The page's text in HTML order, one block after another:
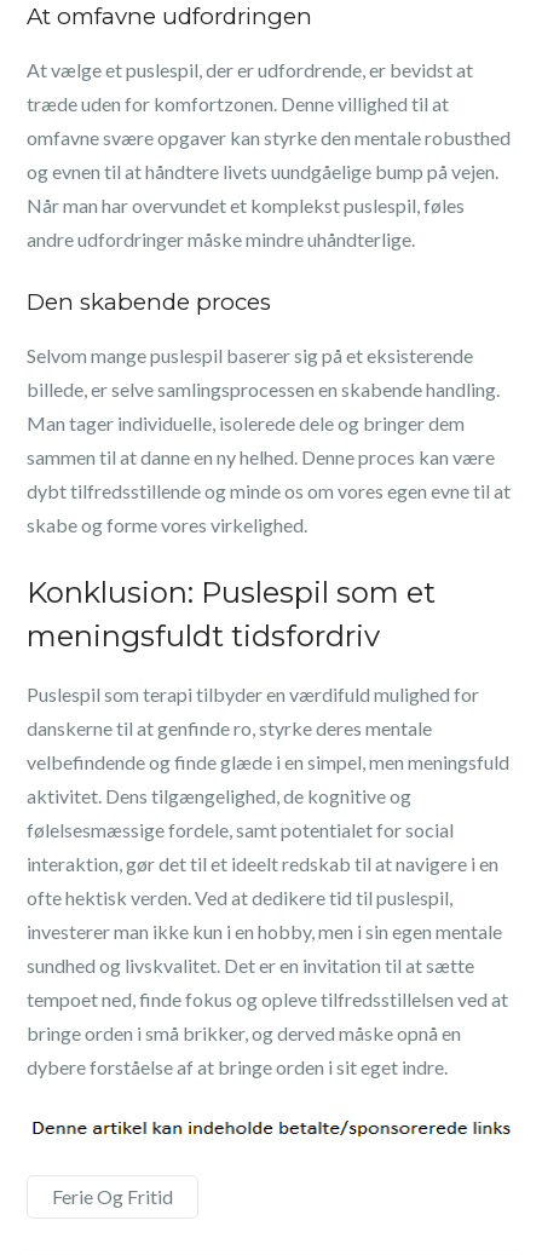
At omfavne udfordringen
At vælge et puslespil, der er udfordrende, er bevidst at
træde uden for komfortzonen. Denne villighed til at
omfavne svære opgaver kan styrke den mentale robusthed
og evnen til at håndtere livets uundgåelige bump på vejen.
Når man har overvundet et komplekst puslespil, føles
andre udfordringer måske mindre uhåndterlige.
Den skabende proces
Selvom mange puslespil baserer sig på et eksisterende
billede, er selve samlingsprocessen en skabende handling.
Man tager individuelle, isolerede dele og bringer dem
sammen til at danne en ny helhed. Denne proces kan være
dybt tilfredsstillende og minde os om vores egen evne til at
skabe og forme vores virkelighed.
Konklusion: Puslespil som et
meningsfuldt tidsfordriv
Puslespil som terapi tilbyder en værdifuld mulighed for
danskerne til at genfinde ro, styrke deres mentale
velbefindende og finde glæde i en simpel, men meningsfuld
aktivitet. Dens tilgængelighed, de kognitive og
følelsesmæssige fordele, samt potentialet for social
interaktion, gør det til et ideelt redskab til at navigere i en
ofte hektisk verden. Ved at dedikere tid til puslespil,
investerer man ikke kun i en hobby, men i sin egen mentale
sundhed og livskvalitet. Det er en invitation til at sætte
tempoet ned, finde fokus og opleve tilfredsstillelsen ved at
bringe orden i små brikker, og derved måske opnå en
dybere forståelse af at bringe orden i sit eget indre.
Ferie Og Fritid